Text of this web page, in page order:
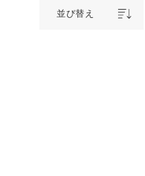
並び替え